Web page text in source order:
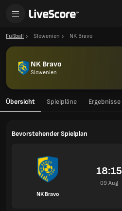
Fußball Slowenien NK Bravo
NK Bravo
Slowenien
Übersicht Spielpläne Ergebnisse
Bevorstehender Spielplan
NK Bravo
18:15
09 Aug